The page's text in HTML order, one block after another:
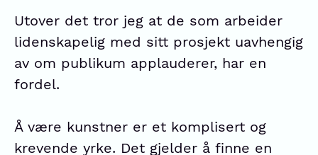
Utover det tror jeg at de som arbeider
lidenskapelig med sitt prosjekt uavhengig
av om publikum applauderer, har en
fordel.
Å være kunstner er et komplisert og
krevende yrke. Det gjelder å finne en